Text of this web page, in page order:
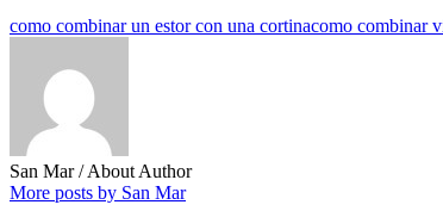
como combinar un estor con una cortinacomo combinar
San Mar/ About Author
More posts by San Mar